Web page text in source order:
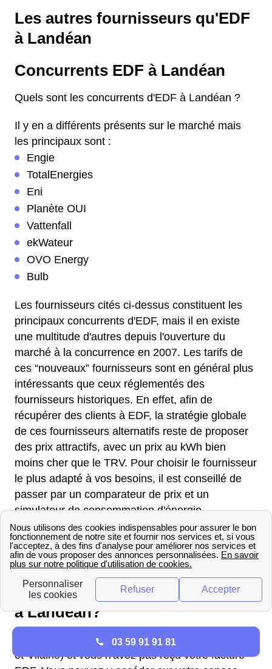
Les autres fournisseurs qu'EDF
à Landéan
Concurrents EDF à Landéan
Quels sont les concurrents d'EDF à Landéan ?
Il y en a différents présents sur le marché mais
les principaux sont :
Engie
TotalEnergies
Eni
Planète OUI
Vattenfall
ekWateur
OVO Energy
Bulb
Les fournisseurs cités ci-dessus constituent les
principaux concurrents d'EDF, mais il en existe
une multitude d'autres depuis l'ouverture du
marché à la concurrence en 2007. Les tarifs de
ces “nouveaux” fournisseurs sont en général plus
intéressants que ceux réglementés des
fournisseurs historiques. En effet, afin de
récupérer des clients à EDF, la stratégie globale
de ces fournisseurs alternatifs reste de proposer
des prix attractifs, avec un prix au kWh bien
moins cher que le TRV. Pour choisir le fournisseur
le plus adapté à vos besoins, il est conseillé de
passer par un comparateur de prix et un
simulateur de consommation d'énergie.
Facture EDF à Landéan : Les
informations utiles
Comment gérer ma facture EDF
à Landéan?
Vous avez un abonnement EDF à Landéan (Ille-
et-Vilaine) et vous n'avez pas reçu votre facture
03 59 91 91 81